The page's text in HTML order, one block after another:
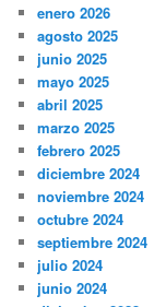
enero 2026
agosto 2025
junio 2025
mayo 2025
abril 2025
marzo 2025
febrero 2025
diciembre 2024
noviembre 2024
octubre 2024
septiembre 2024
julio 2024
junio 2024